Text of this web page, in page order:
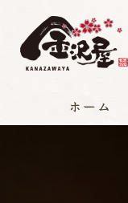
ホーム